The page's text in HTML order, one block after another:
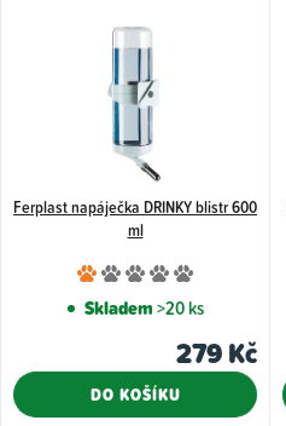
Ferplast napáječka DRINKY blistr 600
ml
Průměrné
hodnocení
je
z
Skladem>20 ks
279 Kč
DO KOŠÍKU